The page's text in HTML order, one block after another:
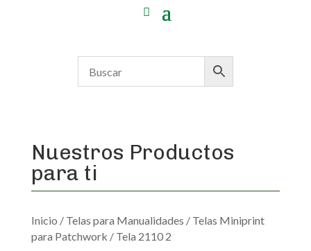
Nuestros Productos
para ti
Inicio / Telas para Manualidades / Telas Miniprint
para Patchwork / Tela 2110 2